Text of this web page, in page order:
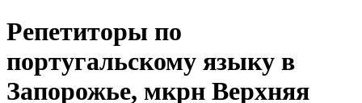
Репетиторы по
португальскому языку в
Запорожье, мкрн Верхняя